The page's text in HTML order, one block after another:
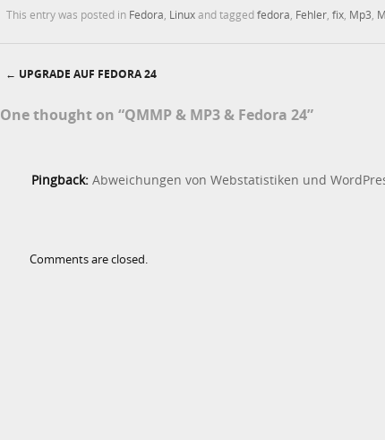
This entry was posted in Fedora Linuxand taggedfedora Fehler fix Mp3
Post navigation
← UPGRADE AUF FEDORA 24
One thought on “QMMP & MP3 & Fedora 24”
Pingback: Abweichungen von Webstatistiken und
Comments are closed.